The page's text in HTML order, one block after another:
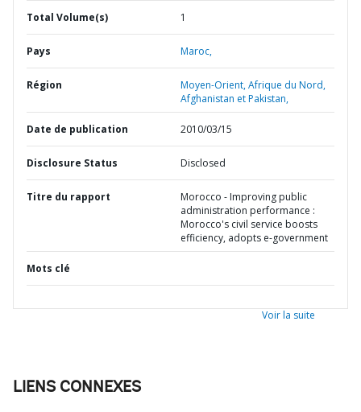
Total Volume(s) 1
Pays Maroc,
Région
Moyen-Orient, Afrique du Nord,
Afghanistan et Pakistan,
Date de publication 2010/03/15
Disclosure Status Disclosed
Titre du rapport
Morocco - Improving public
administration performance :
Morocco's civil service boosts
efficiency, adopts e-government
Mots clé
Voir la suite
LIENS CONNEXES